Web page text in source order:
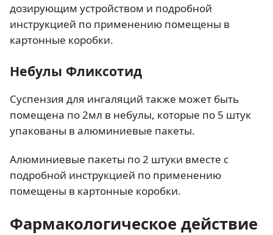
дозирующим устройством и подробной
инструкцией по применению помещены в
картонные коробки.
Небулы Фликсотид
Суспензия для ингаляций также может быть
помещена по 2мл в небулы, которые по 5 штук
упакованы в алюминиевые пакеты.
Алюминиевые пакеты по 2 штуки вместе с
подробной инструкцией по применению
помещены в картонные коробки.
Фармакологическое действие